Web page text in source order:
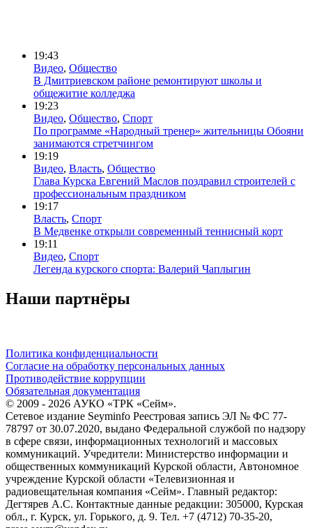
19:43
Видео, Общество
В Дмитриевском районе ремонтируют школы и
общежитие колледжа
19:23
Видео, Общество, Спорт
По программе «Народный тренер» жительницы Обояни
занимаются стретчингом
19:19
Видео, Власть, Общество
Глава Курска Евгений Маслов поздравил строителей с
профессиональным праздником
19:17
Власть, Спорт
В Медвенке открыли современный теннисный корт
19:11
Видео, Спорт
Легенда курского спорта: Валерий Чаплыгин
Наши партнёры
Политика конфиденциальности
Согласие на обработку персональных данных
Противодействие коррупции
Обязательная документация
© 2009 - 2026 АУКО «ТРК «Сейм».
Сетевое издание Seyminfo Реестровая запись ЭЛ № ФС 77-
78797 от 30.07.2020, выдано Федеральной службой по надзору
в сфере связи, информационных технологий и массовых
коммуникаций. Учредители: Министерство информации и
общественных коммуникаций Курской области, Автономное
учреждение Курской области «Телевизионная и
радиовещательная компания «Сейм». Главный редактор:
Дегтярев А.С. Контактные данные редакции: 305000, Курская
обл., г. Курск, ул. Горького, д. 9. Тел. +7 (4712) 70-35-20,